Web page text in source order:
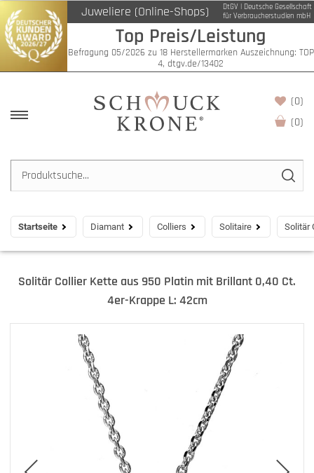
Juweliere (Online-Shops)
DtGV | Deutsche Gesellschaft
für Verbraucherstudien mbH
Top Preis/Leistung
Befragung 05/2026 zu 18 Herstellermarken Auszeichnung: TOP
4, dtgv.de/13402
(0)
(0)
Startseite Diamant Colliers Solitaire Solitär
Solitär Collier Kette aus 950 Platin mit Brillant 0,40 Ct.
4er-Krappe L: 42cm